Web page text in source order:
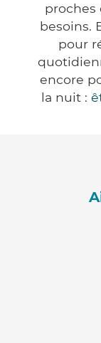
proches
besoins.
pour
encore
la nuit :